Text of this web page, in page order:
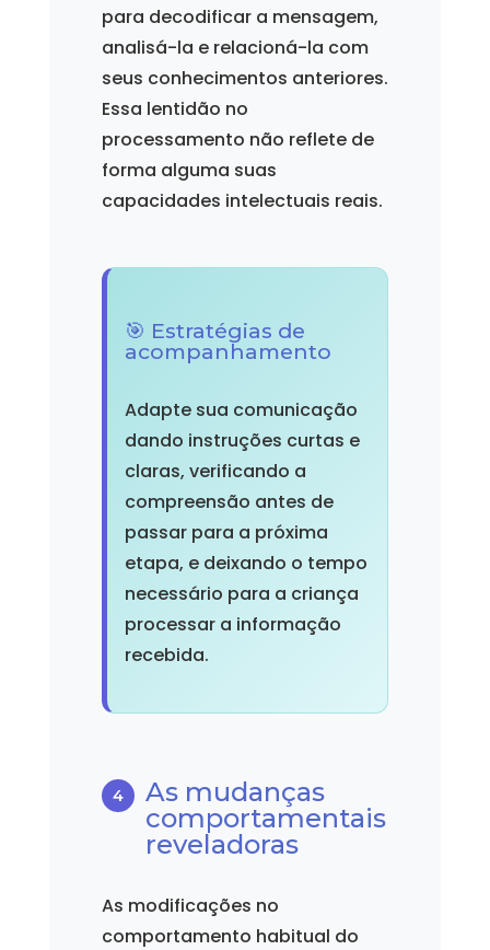
para decodificar a mensagem,
analisá-la e relacioná-la com
seus conhecimentos anteriores.
Essa lentidão no
processamento não reflete de
forma alguma suas
capacidades intelectuais reais.
🎯 Estratégias de
acompanhamento
Adapte sua comunicação
dando instruções curtas e
claras, verificando a
compreensão antes de
passar para a próxima
etapa, e deixando o tempo
necessário para a criança
processar a informação
recebida.
As mudanças
comportamentais
reveladoras
As modificações no
comportamento habitual do